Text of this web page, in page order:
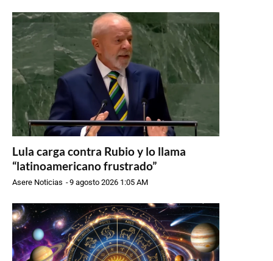
Lula carga contra Rubio y lo llama
“latinoamericano frustrado”
Asere Noticias -9 agosto 2026 1:05 AM